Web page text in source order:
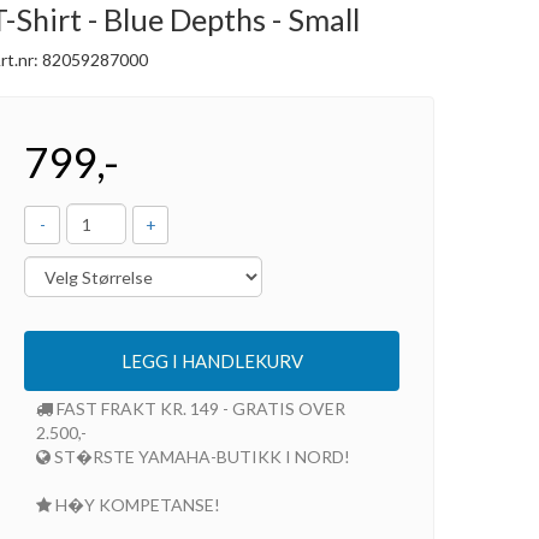
Shirt - Blue Depths - Small
82059287000
799,-
- +
LEGG I HANDLEKURV
FAST FRAKT KR. 149 - GRATIS OVER
2.500,-
ST�RSTE YAMAHA-BUTIKK I NORD!
H�Y KOMPETANSE!